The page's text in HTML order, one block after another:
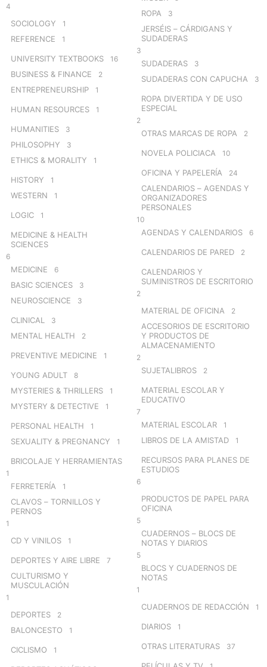
4
SOCIOLOGY 1
REFERENCE 1
UNIVERSITY TEXTBOOKS 16
BUSINESS & FINANCE 2
ENTREPRENEURSHIP 1
HUMAN RESOURCES 1
HUMANITIES 3
PHILOSOPHY 3
ETHICS & MORALITY 1
HISTORY 1
WESTERN 1
LOGIC 1
MEDICINE & HEALTH
SCIENCES
6
MEDICINE 6
BASIC SCIENCES 3
NEUROSCIENCE 3
CLINICAL 3
MENTAL HEALTH 2
PREVENTIVE MEDICINE 1
YOUNG ADULT 8
MYSTERIES & THRILLERS 1
MYSTERY & DETECTIVE 1
PERSONAL HEALTH 1
SEXUALITY & PREGNANCY 1
BRICOLAJE Y HERRAMIENTAS
1
FERRETERÍA 1
CLAVOS – TORNILLOS Y
PERNOS
1
CD Y VINILOS 1
DEPORTES Y AIRE LIBRE 7
CULTURISMO Y
MUSCULACIÓN
1
DEPORTES 2
BALONCESTO 1
CICLISMO 1
ROPA 3
JERSÉIS – CÁRDIGANS Y
SUDADERAS
3
SUDADERAS 3
SUDADERAS CON CAPUCHA 3
ROPA DIVERTIDA Y DE USO
ESPECIAL
2
OTRAS MARCAS DE ROPA 2
NOVELA POLICIACA 10
OFICINA Y PAPELERÍA 24
CALENDARIOS – AGENDAS Y
ORGANIZADORES
PERSONALES
10
AGENDAS Y CALENDARIOS 6
CALENDARIOS DE PARED 2
CALENDARIOS Y
SUMINISTROS DE ESCRITORIO
2
MATERIAL DE OFICINA 2
ACCESORIOS DE ESCRITORIO
Y PRODUCTOS DE
ALMACENAMIENTO
2
SUJETALIBROS 2
MATERIAL ESCOLAR Y
EDUCATIVO
7
MATERIAL ESCOLAR 1
LIBROS DE LA AMISTAD 1
RECURSOS PARA PLANES DE
ESTUDIOS
6
PRODUCTOS DE PAPEL PARA
OFICINA
5
CUADERNOS – BLOCS DE
NOTAS Y DIARIOS
5
BLOCS Y CUADERNOS DE
NOTAS
1
CUADERNOS DE REDACCIÓN 1
DIARIOS 1
OTRAS LITERATURAS 37